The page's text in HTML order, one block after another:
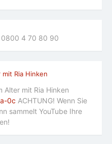
0800 4 70 80 90
Alter mit Ria Hinken
0c ACHTUNG! Wenn Sie
sammelt YouTube Ihre